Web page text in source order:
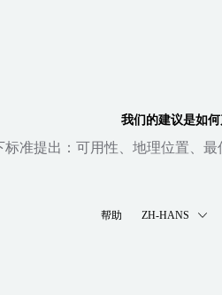
我们的建议是如
准提出：可用性、地理位置、
帮助 ZH-HANS